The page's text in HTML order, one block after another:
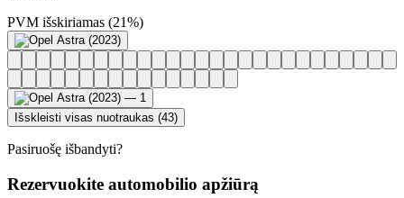
PVM išskiriamas (21%)
Išskleisti visas nuotraukas (43)
Pasiruošę išbandyti?
Rezervuokite automobilio apžiūrą